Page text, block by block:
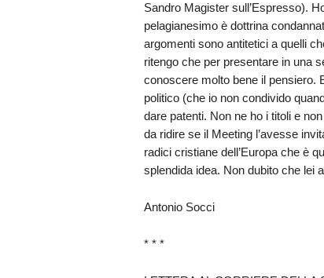
Sandro Magister sull’Espresso).
pelagianesimo è dottrina
argomenti sono antitetici a quelli
ritengo che per presentare in una
conoscere molto bene il pensiero.
politico (che io non condivido
dare patenti. Non ne ho i titoli e
da ridire se il Meeting l’avesse
radici cristiane dell’Europa che è
splendida idea. Non dubito che lei
Antonio Socci
* * *